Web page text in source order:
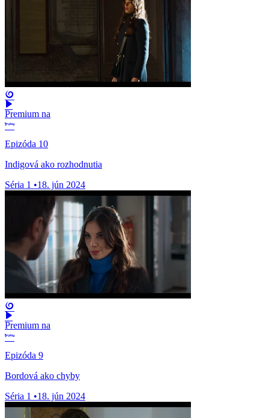
Premium na
Epizóda 10
Indigová ako rozhodnutia
Séria 1 •18. jún 2024
Premium na
Epizóda 9
Bordová ako chyby
Séria 1 •18. jún 2024